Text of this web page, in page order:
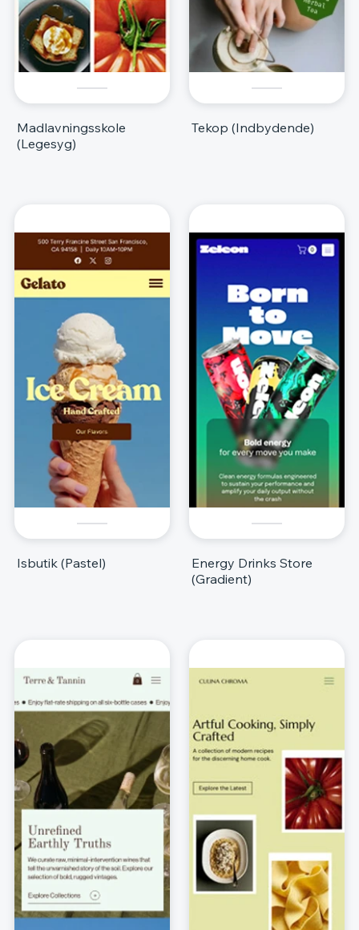
Madlavningsskole
(Legesyg)
Tekop (Indbydende)
Isbutik (Pastel)
Energy Drinks Store
(Gradient)